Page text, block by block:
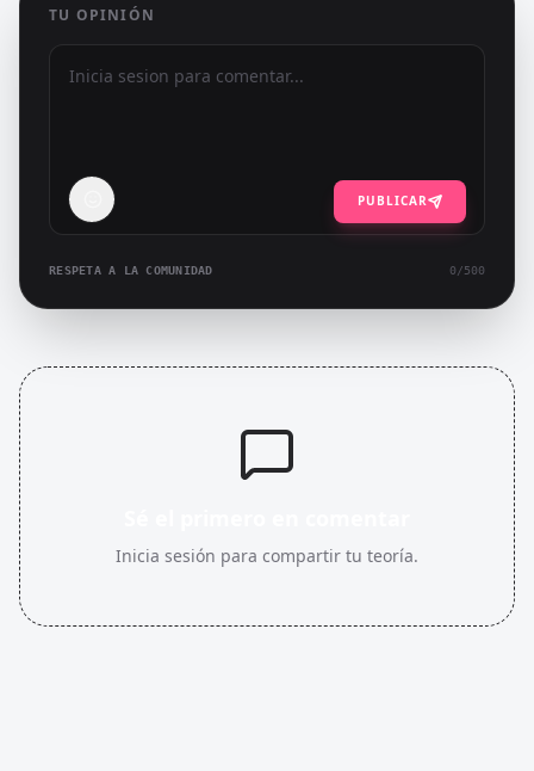
TU OPINIÓN
PUBLICAR
RESPETA A LA COMUNIDAD 0 /500
Inicia sesión para compartir tu teoría.